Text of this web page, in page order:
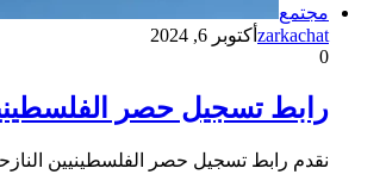
مجتمع
zarkachat أكتوبر 6, 2024
0
رابط تسجيل حصر
نقدم رابط تسجيل حصر الفلسطينيين